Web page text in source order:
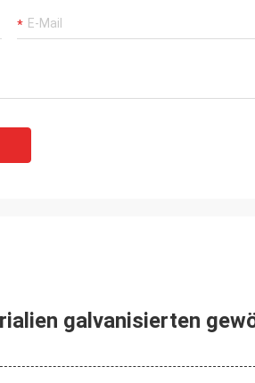
galvanisierten